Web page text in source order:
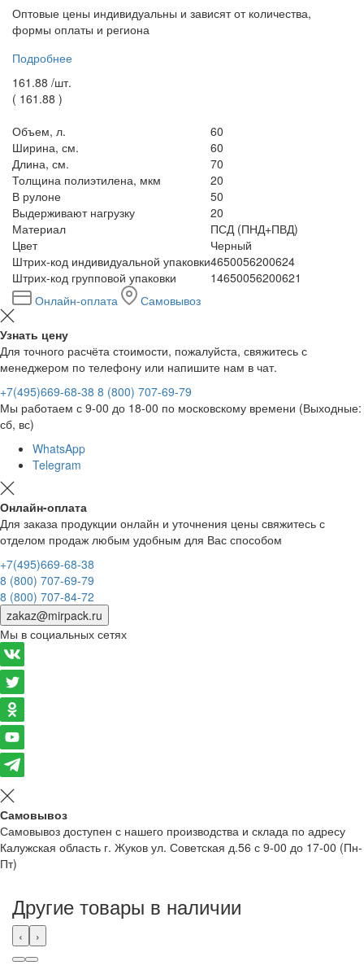
Оптовые цены индивидуальны и зависят от количества,
формы оплаты и региона
Подробнее
161.88 /шт.
( 161.88 )
Объем, л.
60
Ширина, см.
60
Длина, см.
70
Толщина полиэтилена, мкм
20
В рулоне
50
Выдерживают нагрузку
20
Материал
ПСД (ПНД+ПВД)
Цвет
Черный
Штрих-код индивидуальной упаковки4650056200624
Штрих-код групповой упаковки
14650056200621
Онлайн-оплата
Самовывоз
Узнать цену
Для точного расчёта стоимости, пожалуйста, свяжитесь с
менеджером по телефону или напишите нам в чат.
+7(495)669-68-38 8 (800) 707-69-79
Мы работаем с 9-00 до 18-00 по московскому времени (Выходные:
сб, вс)
WhatsApp
Telegram
Онлайн-оплата
Для заказа продукции онлайн и уточнения цены свяжитесь с
отделом продаж любым удобным для Вас способом
+7(495)669-68-38
8 (800) 707-69-79
8 (800) 707-84-72
zakaz@mirpack.ru
Мы в социальных сетях
Самовывоз
Самовывоз доступен с нашего производства и склада по адресу
Калужская область г. Жуков ул. Советская д.56 с 9-00 до 17-00 (Пн-
Пт)
Другие товары в наличии
‹ ›